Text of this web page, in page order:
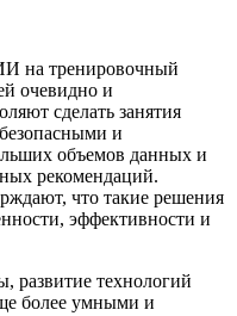
на тренировочный
очевидно и
сделать занятия
и
объемов данных и
рекомендаций.
что такие решения
эффективности и
развитие технологий
более умными и